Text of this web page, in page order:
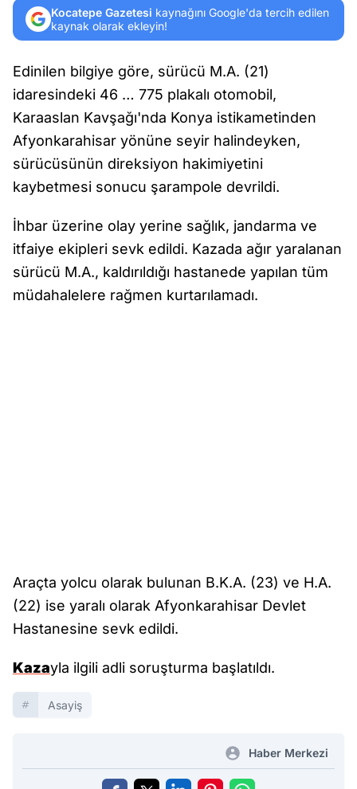
Kocatepe Gazetesi kaynağını Google'da tercih edilen
kaynak olarak ekleyin!
Edinilen bilgiye göre, sürücü M.A. (21)
idaresindeki 46 … 775 plakalı otomobil,
Karaaslan Kavşağı'nda Konya istikametinden
Afyonkarahisar yönüne seyir halindeyken,
sürücüsünün direksiyon hakimiyetini
kaybetmesi sonucu şarampole devrildi.
İhbar üzerine olay yerine sağlık, jandarma ve
itfaiye ekipleri sevk edildi. Kazada ağır yaralanan
sürücü M.A., kaldırıldığı hastanede yapılan tüm
müdahalelere rağmen kurtarılamadı.
Araçta yolcu olarak bulunan B.K.A. (23) ve H.A.
(22) ise yaralı olarak Afyonkarahisar Devlet
Hastanesine sevk edildi.
Kazayla ilgili adli soruşturma başlatıldı.
Asayiş
Haber Merkezi